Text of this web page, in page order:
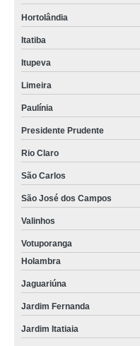
Hortolândia
Itatiba
Itupeva
Limeira
Paulínia
Presidente Prudente
Rio Claro
São Carlos
São José dos Campos
Valinhos
Votuporanga
Holambra
Jaguariúna
Jardim Fernanda
Jardim Itatiaia